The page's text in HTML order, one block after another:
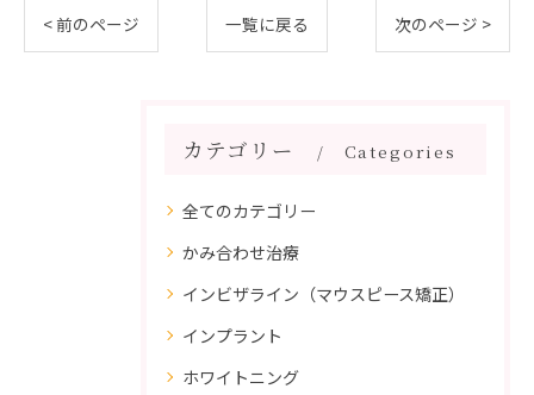
< 前のページ 一覧に戻る 次のページ >
カテゴリー Categories
全てのカテゴリー
かみ合わせ治療
インビザライン（マウスピース矯正）
インプラント
ホワイトニング